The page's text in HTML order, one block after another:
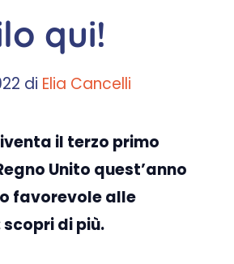
qui!
di Elia Cancelli
il terzo primo
Unito quest’anno
favorevole alle
di più.